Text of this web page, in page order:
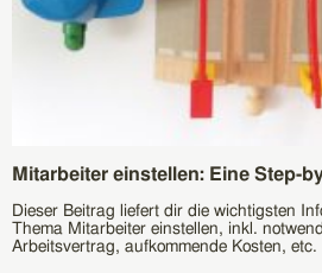
Mitarbeiter einstellen: Eine Step-
Dieser Beitrag liefert dir die wichtigsten
Thema Mitarbeiter einstellen, inkl.
Arbeitsvertrag, aufkommende Kosten, etc.